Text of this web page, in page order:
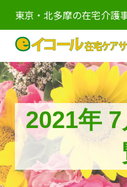
東京・北多摩の在宅介護
2021年